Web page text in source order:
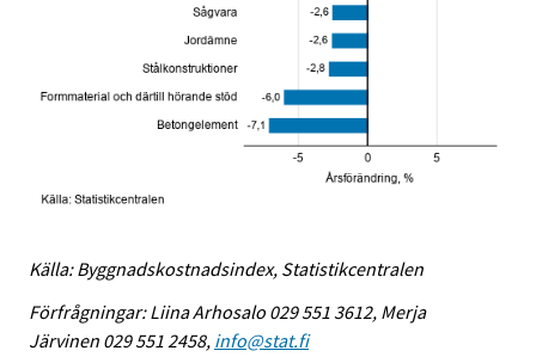
Källa: Byggnadskostnadsindex, Statistikcentralen
Förfrågningar: Liina Arhosalo 029 551 3612, Merja
Järvinen 029 551 2458, info@stat.fi